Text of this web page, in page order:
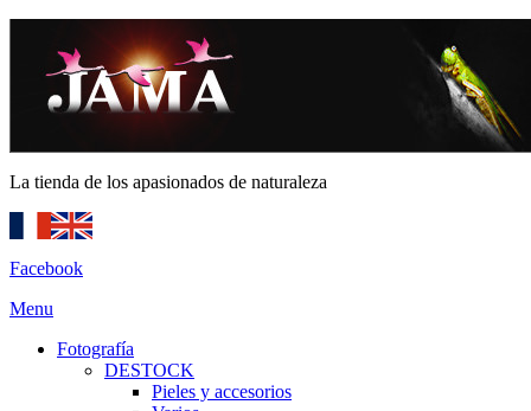
La tienda de los apasionados de naturaleza
Facebook
Menu
Fotografía
DESTOCK
Pieles y accesorios